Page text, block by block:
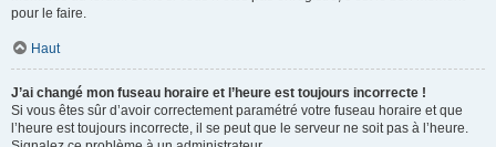
pour le faire.
Haut
J’ai changé mon fuseau horaire et l’heure est toujours incorrecte !
Si vous êtes sûr d’avoir correctement paramétré votre fuseau horaire et que
l’heure est toujours incorrecte, il se peut que le serveur ne soit pas à l’heure.